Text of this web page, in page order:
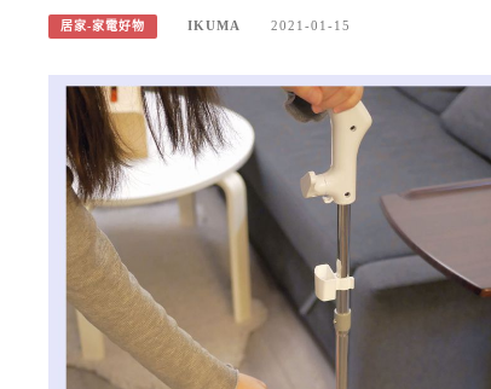
居家-家電好物 IKUMA 2021-01-15